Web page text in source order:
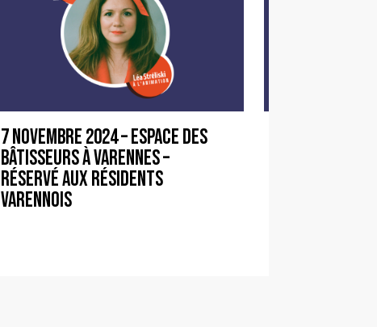
7 novembre 2024 – Espace des
Bâtisseurs à Varennes –
Réservé aux résidents
Varennois